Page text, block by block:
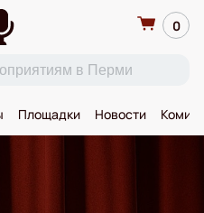
0
Площадки Новости Комики